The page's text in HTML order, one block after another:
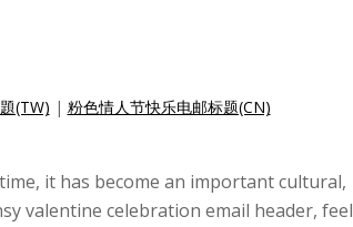
(TW) | 粉色情人节快乐电邮标题(CN)
it has become an important cultural,
valentine celebration email header, feel